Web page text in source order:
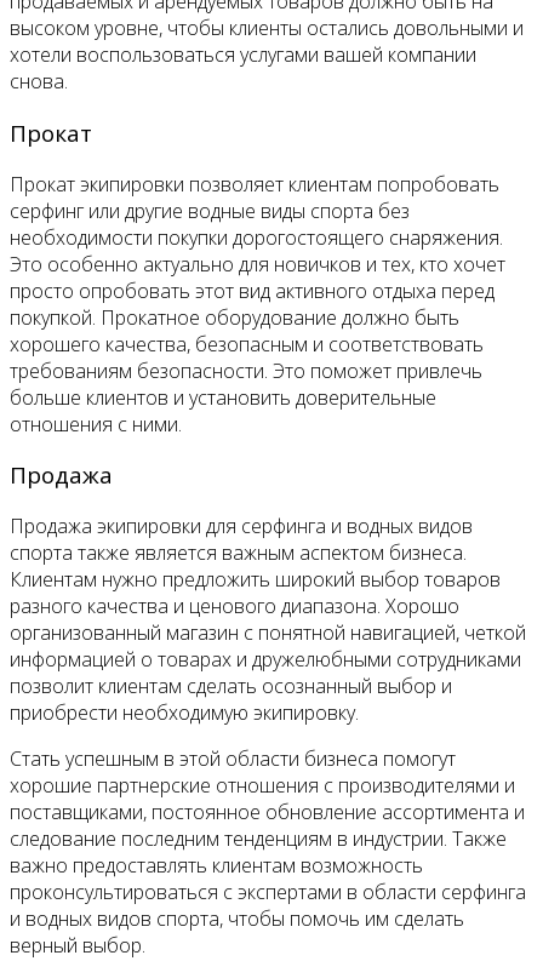
высоком уровне, чтобы клиенты остались довольными и
хотели воспользоваться услугами вашей компании
снова.
Прокат
Прокат экипировки позволяет клиентам попробовать
серфинг или другие водные виды спорта без
необходимости покупки дорогостоящего снаряжения.
Это особенно актуально для новичков и тех, кто хочет
просто опробовать этот вид активного отдыха перед
покупкой. Прокатное оборудование должно быть
хорошего качества, безопасным и соответствовать
требованиям безопасности. Это поможет привлечь
больше клиентов и установить доверительные
отношения с ними.
Продажа
Продажа экипировки для серфинга и водных видов
спорта также является важным аспектом бизнеса.
Клиентам нужно предложить широкий выбор товаров
разного качества и ценового диапазона. Хорошо
организованный магазин с понятной навигацией, четкой
информацией о товарах и дружелюбными сотрудниками
позволит клиентам сделать осознанный выбор и
приобрести необходимую экипировку.
Стать успешным в этой области бизнеса помогут
хорошие партнерские отношения с производителями и
поставщиками, постоянное обновление ассортимента и
следование последним тенденциям в индустрии. Также
важно предоставлять клиентам возможность
проконсультироваться с экспертами в области серфинга
и водных видов спорта, чтобы помочь им сделать
верный выбор.